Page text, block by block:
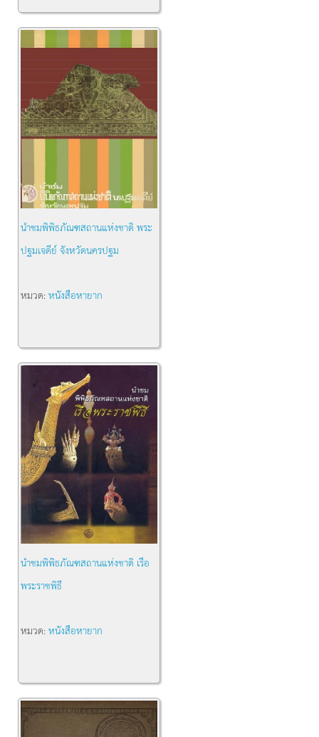
นำชมพิพิธภัณฑสถานแห่งชาติ พระ
ปฐมเจดีย์ จังหวัดนครปฐม
หมวด:หนังสือหายาก
นำชมพิพิธภัณฑสถานแห่งชาติ เรือ
พระราชพิธี
หมวด:หนังสือหายาก